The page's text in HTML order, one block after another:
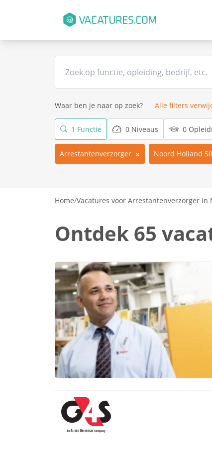
Waar ben je naar op zoek? Alle filters
1 Functie 0 Niveaus 0
Arrestantenverzorger Noord Holland
Home/Vacatures voor Arrestantenverzorger in
Ontdek 65